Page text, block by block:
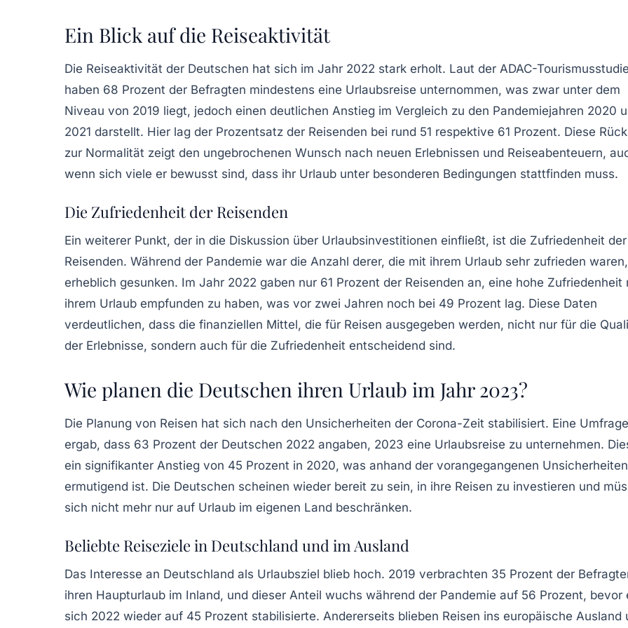
Ein Blick auf die Reiseaktivität
Die Reiseaktivität der Deutschen hat sich im Jahr 2022 stark erholt. Laut der ADAC-Tourismusstudie
haben 68 Prozent der Befragten mindestens eine Urlaubsreise unternommen, was zwar unter dem
Niveau von 2019 liegt, jedoch einen deutlichen Anstieg im Vergleich zu den Pandemiejahren 2020
2021 darstellt. Hier lag der Prozentsatz der Reisenden bei rund 51 respektive 61 Prozent. Diese
zur Normalität zeigt den ungebrochenen Wunsch nach neuen Erlebnissen und Reiseabenteuern,
wenn sich viele er bewusst sind, dass ihr Urlaub unter besonderen Bedingungen stattfinden muss.
Die Zufriedenheit der Reisenden
Ein weiterer Punkt, der in die Diskussion über Urlaubsinvestitionen einfließt, ist die Zufriedenheit der
Reisenden. Während der Pandemie war die Anzahl derer, die mit ihrem Urlaub sehr zufrieden waren,
erheblich gesunken. Im Jahr 2022 gaben nur 61 Prozent der Reisenden an, eine hohe Zufriedenheit
ihrem Urlaub empfunden zu haben, was vor zwei Jahren noch bei 49 Prozent lag. Diese Daten
verdeutlichen, dass die finanziellen Mittel, die für Reisen ausgegeben werden, nicht nur für die
der Erlebnisse, sondern auch für die Zufriedenheit entscheidend sind.
Wie planen die Deutschen ihren Urlaub im Jahr 2023?
Die Planung von Reisen hat sich nach den Unsicherheiten der Corona-Zeit stabilisiert. Eine Umfrage
ergab, dass 63 Prozent der Deutschen 2022 angaben, 2023 eine Urlaubsreise zu unternehmen.
ein signifikanter Anstieg von 45 Prozent in 2020, was anhand der vorangegangenen Unsicherheiten
ermutigend ist. Die Deutschen scheinen wieder bereit zu sein, in ihre Reisen zu investieren und
sich nicht mehr nur auf Urlaub im eigenen Land beschränken.
Beliebte Reiseziele in Deutschland und im Ausland
Das Interesse an Deutschland als Urlaubsziel blieb hoch. 2019 verbrachten 35 Prozent der
ihren Haupturlaub im Inland, und dieser Anteil wuchs während der Pandemie auf 56 Prozent, bevor
sich 2022 wieder auf 45 Prozent stabilisierte. Andererseits blieben Reisen ins europäische Ausland